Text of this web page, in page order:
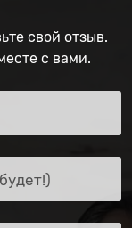
свой отзыв.
с вами.